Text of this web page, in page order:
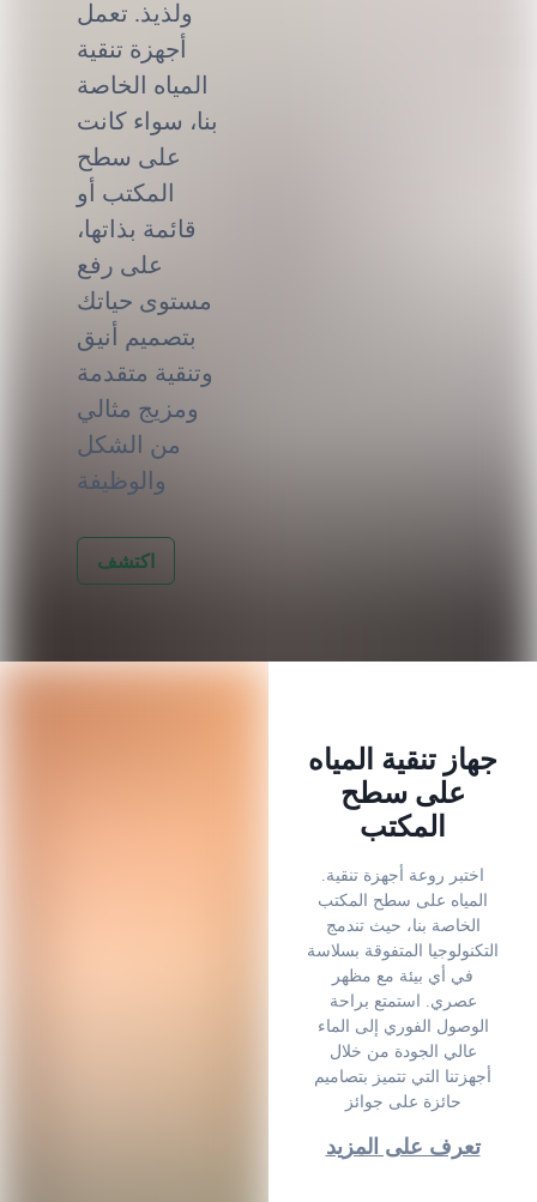
ولذيذ. تعمل
أجهزة تنقية
المياه الخاصة
بنا، سواء كانت
على سطح
المكتب أو
قائمة بذاتها،
على رفع
مستوى حياتك
بتصميم أنيق
وتنقية متقدمة
ومزيج مثالي
من الشكل
والوظيفة
اكتشف
جهاز تنقية المياه
على سطح
المكتب
.اختبر روعة أجهزة تنقية
المياه على سطح المكتب
الخاصة بنا، حيث تندمج
التكنولوجيا المتفوقة بسلاسة
في أي بيئة مع مظهر
عصري. استمتع براحة
الوصول الفوري إلى الماء
عالي الجودة من خلال
أجهزتنا التي تتميز بتصاميم
حائزة على جوائز
تعرف على المزيد